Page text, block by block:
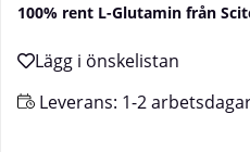
100% rent L-Glutamin från
Leverans: 1-2